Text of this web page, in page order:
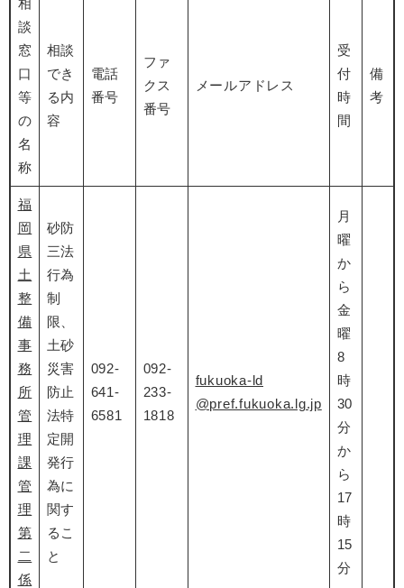
談
窓
口
等
の
名
称
相談
でき
る内
容
電話
番号
ファ
クス
番号
メールアドレス
受
付
時
間
備
考
福
岡
県
土
整
備
事
務
所
管
理
課
管
理
第
二
係
砂防
三法
行為
制
限、
土砂
災害
防止
法特
定開
発行
為に
関す
るこ
と
092-
641-
6581
092-
233-
1818
fukuoka-ld
@pref.fukuoka.lg.jp
月
曜
か
ら
金
曜
8
時
30
分
か
ら
17
時
15
分